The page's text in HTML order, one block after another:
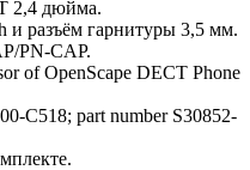
2,4 дюйма.
и разъём гарнитуры 3,5 мм.
PN-CAP.
of OpenScape DECT Phone
C518; part number S30852-